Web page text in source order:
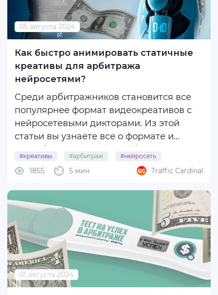
05 августа 2024
Как быстро анимировать статичные
креативы для арбитража
нейросетями?
Среди арбитражников становится все
популярнее формат видеокреативов с
нейросетевыми дикторами. Из этой
статьи вы узнаете все о формате и
креативов. Вы найдете несколько
полезных ИИ-сервисов и инструкцию по
созданию, анимированию и озвучке
диктора для креативов ...
#креативы #арбитраж #нейросеть
#анимация 5 мин
1855 Traffic Cardinal
01 августа 2024